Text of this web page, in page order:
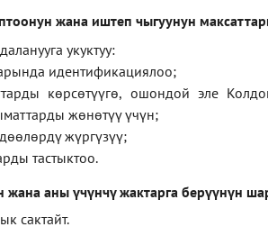
жана иштеп чыгуунун
укуктуу:
идентификациялоо;
көрсөтүүгө, ошондой эле
жөнөтүү үчүн;
жүргүзүү;
тастыктоо.
аны үчүнчү жактарга берүүнүн
сактайт.